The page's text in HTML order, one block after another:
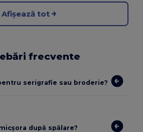
Afișează tot
frecvente
serigrafie sau broderie?
după spălare?